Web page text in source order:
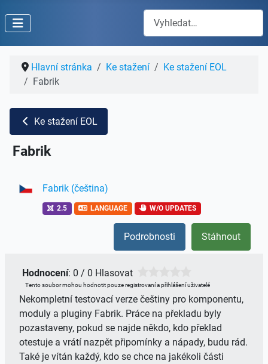
Hledat
Hlavní stránka Ke stažení
Ke stažení EOL
Fabrik
Ke stažení EOL
Fabrik
Fabrik (čeština)
2.5 LANGUAGE W/O UPDATES
Stáhnout
Podrobnosti
Hodnocení: 0 / 0 Hlasovat
Tento soubor mohou hodnotit pouze registrovaní a přihlášení uživatelé
Nekompletní testovací verze češtiny pro komponentu,
moduly a pluginy Fabrik. Práce na překladu byly
pozastaveny, pokud se najde někdo, kdo překlad
otestuje a vrátí nazpět připomínky a nápady, budu rád.
Také je vítán každý, kdo se chce na jakékoli části